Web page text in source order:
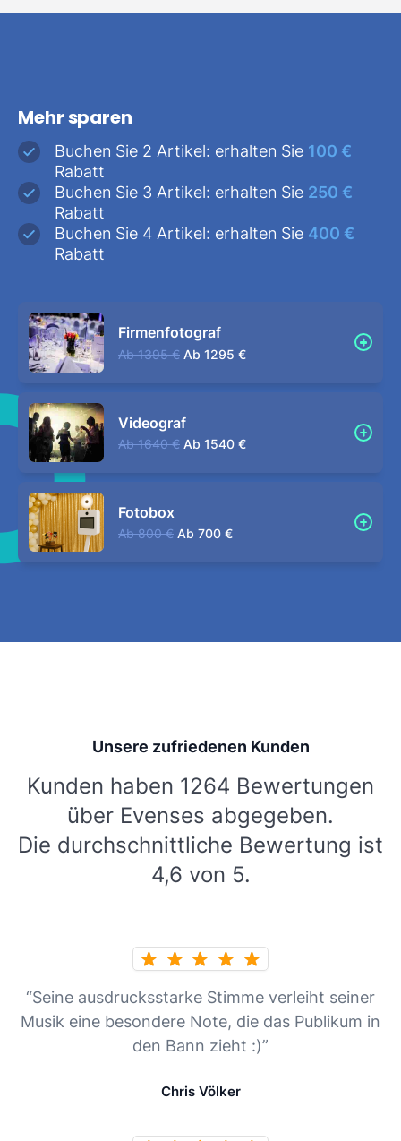
Mehr sparen
Buchen Sie 2 Artikel: erhalten Sie 100 €
Rabatt
Buchen Sie 3 Artikel: erhalten Sie 250 €
Rabatt
Buchen Sie 4 Artikel: erhalten Sie 400 €
Rabatt
Firmenfotograf
Ab 1395 € Ab 1295 €
Videograf
Ab 1640 € Ab 1540 €
Fotobox
Ab 800 € Ab 700 €
Unsere zufriedenen Kunden
Kunden haben 1264 Bewertungen
über Evenses abgegeben.
Die durchschnittliche Bewertung ist
4,6 von 5.
“Seine ausdrucksstarke Stimme verleiht seiner
Musik eine besondere Note, die das Publikum in
den Bann zieht :)”
Chris Völker